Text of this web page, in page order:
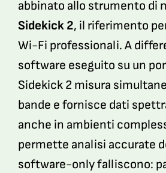
abbinato allo strumento di
Sidekick 2, il riferimento
Wi-Fi professionali. A
software eseguito su un
Sidekick 2 misura
bande e fornisce dati
anche in ambienti
permette analisi accurate
software-only falliscono: